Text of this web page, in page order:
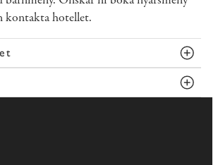
kontakta hotellet.